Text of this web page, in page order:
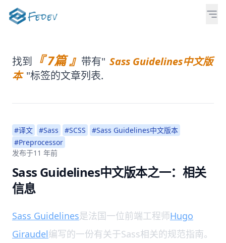
找到 『 7篇 』 带有" Sass Guidelines中文版
本 "标签的文章列表.
#译文 #Sass #SCSS
#Sass Guidelines中文版本
#Preprocessor
发布于11 年前
Sass Guidelines中文版本之一：相关
信息
Sass Guidelines是法国一位前端工程师Hugo
Giraudel编写的一份有关于Sass相关的规范指南。